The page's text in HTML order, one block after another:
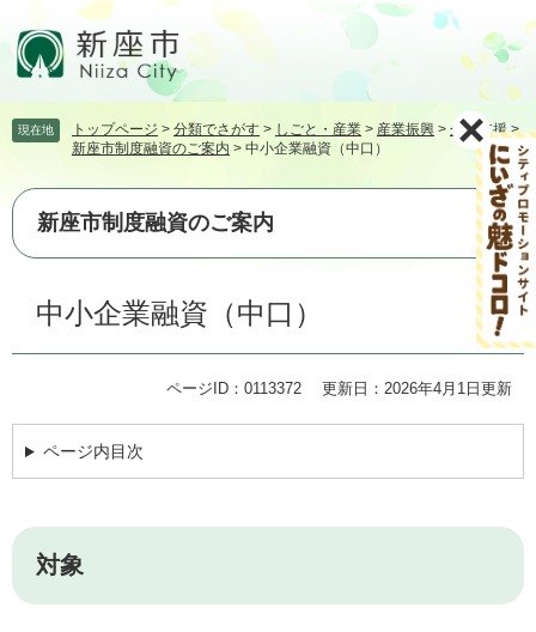
頭
す。
飛
て
本
現在地 トップページ > 分類でさがす > しごと・産業 > 産業振興 > 企業支援>
新座市制度融資のご案内 > 中小企業融資（中口）
新座市制度融資のご案内
中小企業融資（中口）
ページID：0113372 更新日：2026年4月1日更新
ページ内目次
対象